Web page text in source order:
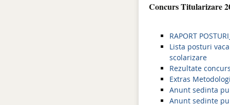
Concurs Titularizare
RAPORT
Lista posturi
scolarizare
Rezultate
Extras
Anunt sedinta
Anunt sedinte